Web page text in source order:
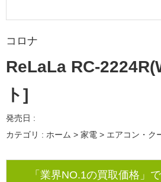
コロナ
ReLaLa RC-
ト]
発売日 :
カテゴリ : ホーム > 家電 > エアコン・ク
「業界NO.1の買取価格」